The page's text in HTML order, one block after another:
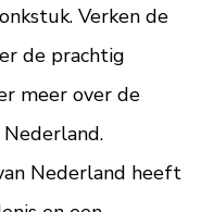
Verken de
de prachtig
meer over de
Nederland.
Nederland heeft